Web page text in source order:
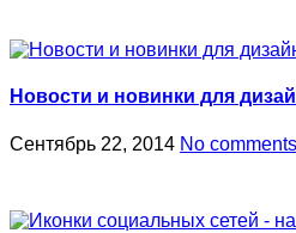
Новости и новинки для
Сентябрь 22, 2014 No comments